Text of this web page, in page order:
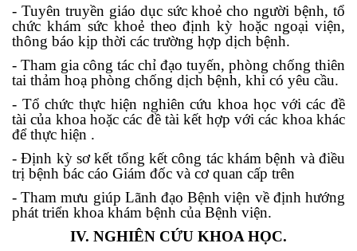
- Tuyên truyền giáo dục sức khoẻ cho người bệnh, tổ
chức khám sức khoẻ theo định kỳ hoặc ngoại viện,
thông báo kịp thời các trường hợp dịch bệnh.
- Tham gia công tác chỉ đạo tuyến, phòng chống thiên
tai thảm hoạ phòng chống dịch bệnh, khi có yêu cầu.
- Tổ chức thực hiện nghiên cứu khoa học với các đề
tài của khoa hoặc các đề tài kết hợp với các khoa khác
để thực hiện .
- Định kỳ sơ kết tổng kết công tác khám bệnh và điều
trị bệnh bác cáo Giám đốc và cơ quan cấp trên
- Tham mưu giúp Lãnh đạo Bệnh viện về định hướng
phát triển khoa khám bệnh của Bệnh viện.
IV. NGHIÊN CỨU KHOA HỌC.